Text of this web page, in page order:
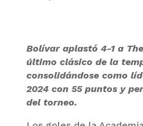
Bolívar aplastó 4-1 a
último clásico de la
consolidándose como
2024 con 55 puntos y
del torneo.